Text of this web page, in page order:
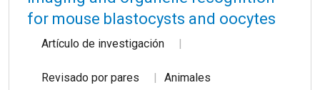
for mouse blastocysts and oocytes
Artículo de investigación
Revisado por pares Animales